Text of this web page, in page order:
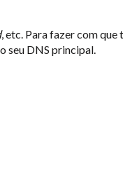
, etc. Para fazer com
seu DNS principal.